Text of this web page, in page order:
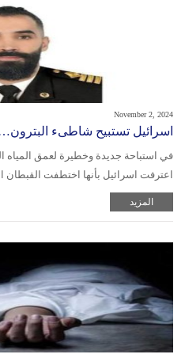
November 2, 2024
اسرائيل تستبيح شاطىء
في استباحة جديدة وخطيرة لعمق المياه
اعترفت اسرائيل بأنها اختطفت القبطان
المزيد